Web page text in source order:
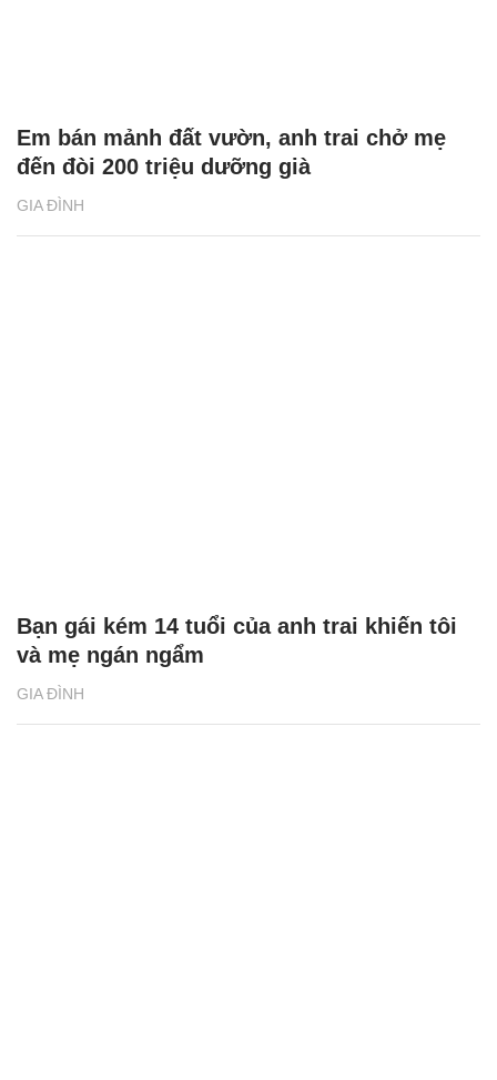
GIA ĐÌNH
Em bán mảnh đất vườn, anh trai chở mẹ
đến đòi 200 triệu dưỡng già
GIA ĐÌNH
Bạn gái kém 14 tuổi của anh trai khiến tôi
và mẹ ngán ngẩm